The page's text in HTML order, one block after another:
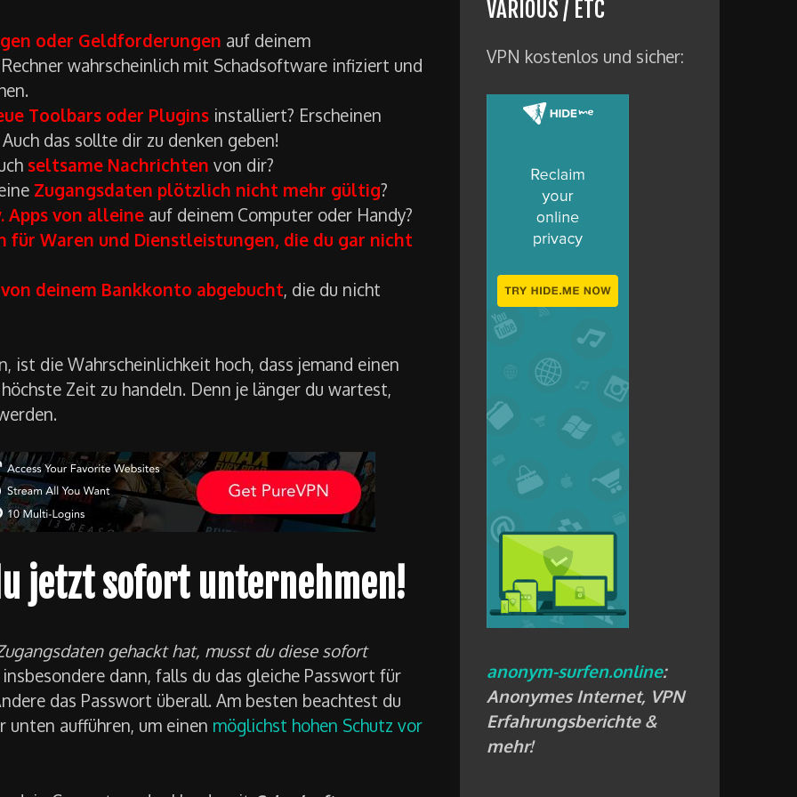
oder Geldforderungen auf deinem
wahrscheinlich mit Schadsoftware infiziert und
Toolbars oder Plugins installiert? Erscheinen
das sollte dir zu denken geben!
seltsame Nachrichten von dir?
Zugangsdaten plötzlich nicht mehr gültig?
Apps von alleine auf deinem Computer oder Handy?
für Waren und Dienstleistungen, die du gar nicht
deinem Bankkonto abgebucht , die du nicht
ist die Wahrscheinlichkeit hoch, dass jemand einen
Zeit zu handeln. Denn je länger du wartest,
jetzt sofort unternehmen!
gehackt hat, musst du diese sofort
dann, falls du das gleiche Passwort für
das Passwort überall. Am besten beachtest du
unten aufführen, um einen möglichst hohen Schutz vor
VARIOUS / ETC
VPN kostenlos und sicher:
anonym-surfen.online:
Anonymes Internet, VPN
Erfahrungsberichte &
mehr!